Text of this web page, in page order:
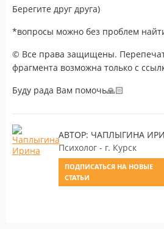
Берегите друг друга)
*вопросы можно без проблем
© Все права защищены.
фрагмента возможна только с
Буду рада Вам помочь🙏🏻
АВТОР: ЧАПЛЫГИНА
Психолог - г. Курск
ПОДПИСАТЬСЯ НА НОВЫЕ
СТАТЬИ